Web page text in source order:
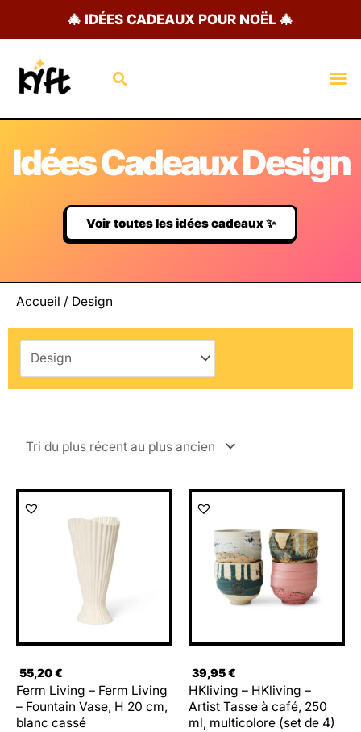
🎄 IDÉES CADEAUX POUR NOËL 🎄
Rechercher
Idées Cadeaux Design
Voir toutes les idées cadeaux ✨
Accueil / Design
55,20€
Ferm Living – Ferm Living
– Fountain Vase, H 20 cm,
blanc cassé
39,95€
HKliving – HKliving –
Artist Tasse à café, 250
ml, multicolore (set de 4)